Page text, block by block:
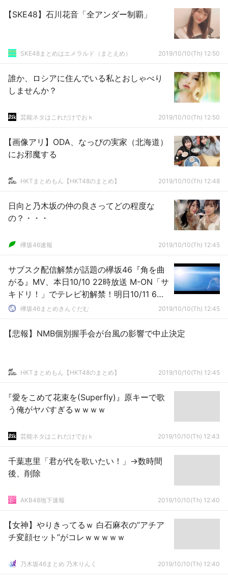
【SKE48】石川花音「全アンダー制覇」
SKE48まとめはエメラルド（まとえめ） 2019/10/10(Th) 12:50
誰か、ロシアに住んでいる私とおしゃべり
しませんか？
芸能ネタはこれだけでおｋ 2019/10/10(Th) 12:50
【画像アリ】ODA、なっぴの実家（北海道）
にお邪魔する
HKTまとめもん【HKT48のまとめ】 2019/10/10(Th) 12:48
日向と乃木坂の仲の良さってどの程度な
の？・・・
欅坂46速報 2019/10/10(Th) 12:45
サブスク配信解禁が話題の欅坂46『角を曲
がる』MV、本日10/10 22時放送 M-ON「サ
キドリ！」でテレビ初解禁！明日10/11 6時
より再放送も
欅坂46まとめきんぐだむ 2019/10/10(Th) 12:45
【悲報】NMB個別握手会が台風の影響で中止決定
HKTまとめもん【HKT48のまとめ】 2019/10/10(Th) 12:45
『愛をこめて花束を(Superfly)』原キーで歌
う俺がヤバすぎるｗｗｗｗ
芸能ネタはこれだけでおｋ 2019/10/10(Th) 12:43
千葉恵里「君が代を歌いたい！」→数時間
後、削除
AKB48地下速報 2019/10/10(Th) 12:40
【女神】やりきってるｗ 白石麻衣の”アチア
チ変顔セット”がコレｗｗｗｗｗ
乃木坂46まとめ 乃木りんく 2019/10/10(Th) 12:40